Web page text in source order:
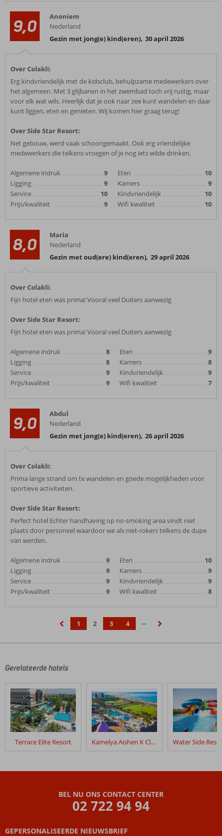
9,0
Anoniem
Nederland
Gezin met jong(e) kind(eren), 30 april 2026
Over Colakli:
Erg kindvriendelijk met de kidsclub, behulpzame medewerkers over
het algemeen. Met 3 glijbanen in het zwembad toch vrij rustig, maar
voor elk wat wils. Heerlijk dat je ook naar zee kunt wandelen en daar
kunt liggen, eten en genieten. Wij komen hier graag terug!
Over Side Star Resort:
Net gebouw, werd vaak schoongemaakt. Ook erg vriendelijke
medewerkers die telkens vroegen of je nog iets wilde drinken.
Algemene indruk
9
Ligging
9
Service
10
Prijs/kwaliteit
9
Eten
10
Kamers
9
Kindvriendelijk
10
Wifi kwaliteit
10
8,0
Maria
Nederland
Gezin met oud(ere) kind(eren), 29 april 2026
Over Colakli:
Fijn hotel eten was prima! Vooral veel Duiters aanwezig
Over Side Star Resort:
Fijn hotel eten was prima! Vooral veel Duiters aanwezig
Algemene indruk
8
Ligging
8
Service
9
Prijs/kwaliteit
9
Eten
9
Kamers
8
Kindvriendelijk
9
Wifi kwaliteit
7
9,0
Abdul
Nederland
Gezin met jong(e) kind(eren), 26 april 2026
Over Colakli:
Prima lange strand om te wandelen en goede mogelijkheden voor
sportieve activiteiten.
Over Side Star Resort:
Perfect hotel Echter handhaving op no-smoking area vindt niet
plaats door personeel waardoor we als niet-rokers telkens de dupe
van werden.
Algemene indruk
9
Ligging
9
Service
9
Prijs/kwaliteit
9
Eten
10
Kamers
9
Kindvriendelijk
9
Wifi kwaliteit
8
1 2 3 4
…
Gerelateerde hotels
Terrace Elite Resort Kamelya Aishen K Club
BEL NU ONS CONTACT CENTER
02 722 94 94
GEPERSONALISEERDE NIEUWSBRIEF